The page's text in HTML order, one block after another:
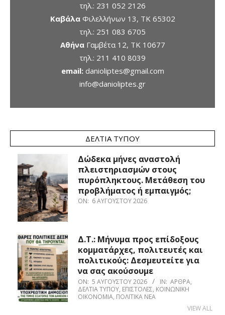
τηλ.: 231 052 2126
ΚαβάλαΦιλελλήνων 13, ΤΚ 65302
τηλ.: 251 083 6705
ΑθήναΓαμβέτα 12, ΤΚ 10677
τηλ.: 211 410 8039
email: danioliptes@gmail.com
info@danioliptes.gr
ΔΕΛΤΊΑ ΤΎΠΟΥ
Δώδεκα μήνες αναστολή
πλειστηριασμών στους
πυρόπληκτους. Μετάθεση του
προβλήματος ή εμπαιγμός;
ON: 6 ΑΥΓΟΎΣΤΟΥ 2026
Δ.Τ.: Μήνυμα προς επίδοξους
κομματάρχες, πολιτευτές και
πολιτικούς: Δεσμευτείτε για
να σας ακούσουμε
ON: 5 ΑΥΓΟΎΣΤΟΥ 2026 IN: ΆΡΘΡΑ,
ΔΕΛΤΊΑ ΤΎΠΟΥ, ΕΠΙΣΤΟΛΈΣ, ΚΟΙΝΩΝΙΚΉ
ΟΙΚΟΝΟΜΊΑ, ΠΟΛΙΤΙΚΆ ΝΈΑ
VIEW ALL